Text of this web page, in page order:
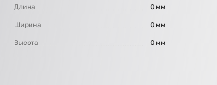
Длина 0 мм
Ширина 0 мм
Высота 0 мм